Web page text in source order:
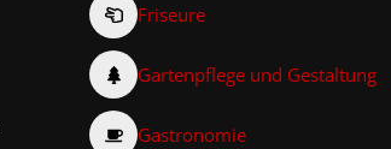
Friseure
Gartenpflege und Gestaltung
Gastronomie